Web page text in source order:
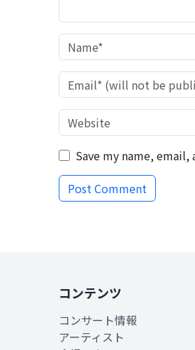
Save my name,
コンテンツ
コンサート情報
アーティスト